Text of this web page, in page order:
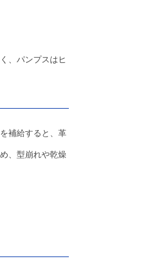
、パンプスはヒ
補給すると、革
、型崩れや乾燥